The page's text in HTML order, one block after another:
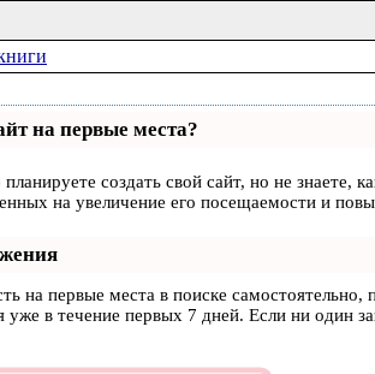
на первые места?
создать свой сайт, но не знаете,
на увеличение его посещаемости и
на первые места в поиске самостоятельно,
уже в течение первых 7 дней. Если ни один